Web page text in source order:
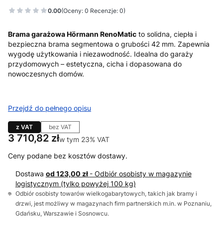
0.00(Oceny: 0 Recenzje: 0)
Brama garażowa Hörmann RenoMatic to solidna, ciepła i
bezpieczna brama segmentowa o grubości 42 mm. Zapewnia
wygodę użytkowania i niezawodność. Idealna do garaży
przydomowych – estetyczna, cicha i dopasowana do
nowoczesnych domów.
Przejdź do pełnego opisu
z VAT bez VAT
Cena
3 710,82 złw tym 23% VAT
w tym 23% VAT
Ceny podane bez kosztów dostawy.
Dostawa od 123,00 zł - Odbiór osobisty w magazynie
logistycznym (tylko powyżej 100 kg)
Odbiór osobisty towarów wielkogabarytowych, takich jak bramy i
drzwi, jest możliwy w magazynach firm partnerskich m.in. w Poznaniu,
Gdańsku, Warszawie i Sosnowcu.